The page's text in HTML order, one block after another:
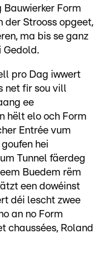
Form
der Strooss opgeet,
ma bis se ganz
Gedold.
pro Dag iwwert
net fir sou vill
ee
hëlt elo och Form
Entrée vum
hei
Tunnel fäerdeg
Buedem rëm
een dowéinst
déi lescht zwee
an no Form
chaussées, Roland